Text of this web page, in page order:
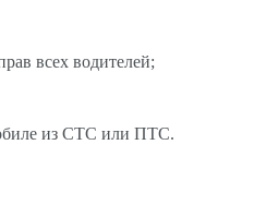
всех водителей;
из СТС или ПТС.